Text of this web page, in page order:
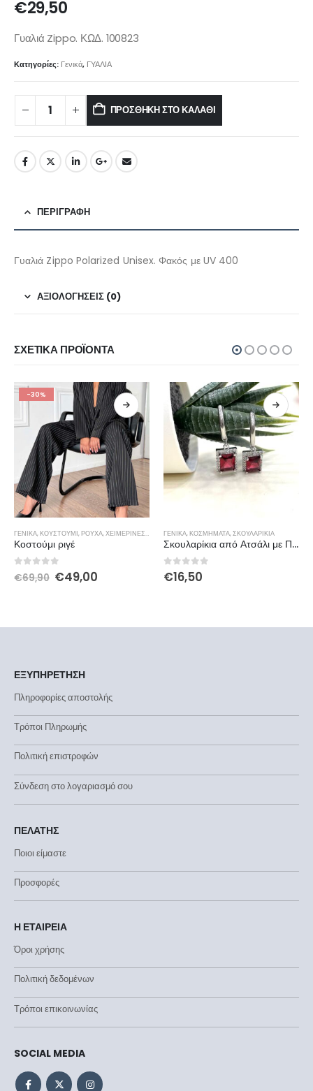
€29,50
Γυαλιά Zippo. ΚΩΔ. 100823
Κατηγορίες: Γενικά, ΓΥΑΛΙΑ
ΠΡΟΣΘΉΚΗ ΣΤΟ ΚΑΛΆΘΙ
ΠΕΡΙΓΡΑΦΉ
Γυαλιά Zippo Polarized Unisex. Φακός με UV 400
ΑΞΙΟΛΟΓΉΣΕΙΣ (0)
ΣΧΕΤΙΚΆ ΠΡΟΪΌΝΤΑ
-30%
ΓΕΝΙΚΆ,ΚΟΥΣΤΟΎΜΙ,ΡΟΎΧΑ,ΧΕΙΜΕΡΙΝΕΣ ΠΡΟΣΦΟΡΕΣ
Κοστούμι ριγέ
out of 5
€69,90 €49,00
ΓΕΝΙΚΆ,ΚΟΣΜΉΜΑΤΑ,ΣΚΟΥΛΑΡΊΚΙΑ
Σκουλαρίκια από Ατσάλι με Πέτρες
0out of 5
€16,50
ΕΞΥΠΗΡΕΤΗΣΗ
Πληροφορίες αποστολής
Τρόποι Πληρωμής
Πολιτική επιστροφών
Σύνδεση στο λογαριασμό σου
ΠΕΛΑΤΗΣ
Ποιοι είμαστε
Προσφορές
Η ΕΤΑΙΡΕΙΑ
Όροι χρήσης
Πολιτική δεδομένων
Τρόποι επικοινωνίας
SOCIAL MEDIA